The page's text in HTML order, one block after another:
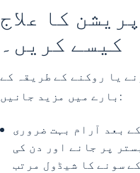
کا علاج
کیسے کریں۔
یا روکنے کے طریقہ کے
بارے میں مزید جانیں:
بعد آرام بہت ضروری
پر جانے اور دن کی
سونے کا شیڈول مرتب